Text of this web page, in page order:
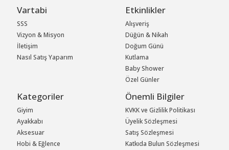
Vartabi
SSS
Vizyon & Misyon
İletişim
Nasıl Satış Yaparım
Etkinlikler
Alışveriş
Düğün & Nikah
Doğum Günü
Kutlama
Baby Shower
Özel Günler
Kategoriler
Giyim
Ayakkabı
Aksesuar
Hobi & Eğlence
Önemli Bilgiler
KVKK ve Gizlilik Politikası
Üyelik Sözleşmesi
Satış Sözleşmesi
Katkıda Bulun Sözleşmesi